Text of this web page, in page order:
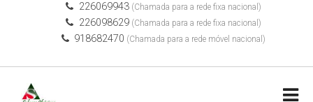
226069943(Chamada para a rede fixa nacional)
226098629(Chamada para a rede fixa nacional)
918682470 (Chamada para a rede móvel nacional)